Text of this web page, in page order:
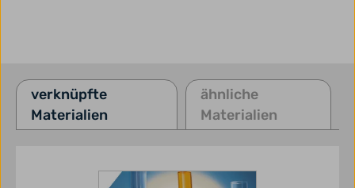
verknüpfte
Materialien
ähnliche
Materialien